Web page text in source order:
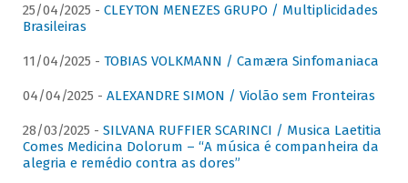
25/04/2025 - CLEYTON MENEZES GRUPO / Multiplicidades
Brasileiras
11/04/2025 - TOBIAS VOLKMANN / Camæra Sinfomaniaca
04/04/2025 - ALEXANDRE SIMON / Violão sem Fronteiras
28/03/2025 - SILVANA RUFFIER SCARINCI / Musica Laetitia
Comes Medicina Dolorum – “A música é companheira da
alegria e remédio contra as dores”